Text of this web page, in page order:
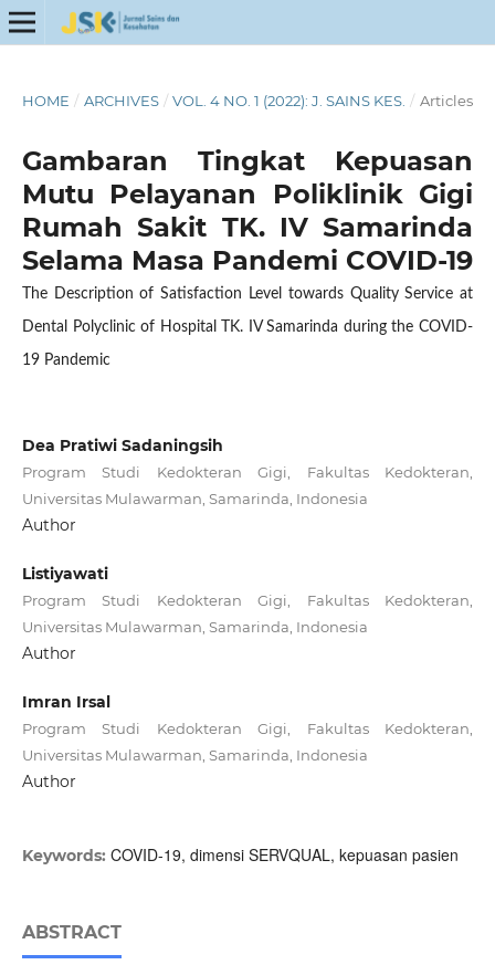
HOME / ARCHIVES / VOL. 4 NO. 1 (2022): J. SAINS KES. / Articles
Gambaran Tingkat Kepuasan
Mutu Pelayanan Poliklinik Gigi
Rumah Sakit TK. IV Samarinda
Selama Masa Pandemi COVID-19
The Description of Satisfaction Level towards Quality Service at
Dental Polyclinic of Hospital TK. IV Samarinda during the COVID-
19 Pandemic
Dea Pratiwi Sadaningsih
Program Studi Kedokteran Gigi, Fakultas Kedokteran,
Universitas Mulawarman, Samarinda, Indonesia
Author
Listiyawati
Program Studi Kedokteran Gigi, Fakultas Kedokteran,
Universitas Mulawarman, Samarinda, Indonesia
Author
Imran Irsal
Program Studi Kedokteran Gigi, Fakultas Kedokteran,
Universitas Mulawarman, Samarinda, Indonesia
Author
Keywords: COVID-19, dimensi SERVQUAL, kepuasan pasien
ABSTRACT